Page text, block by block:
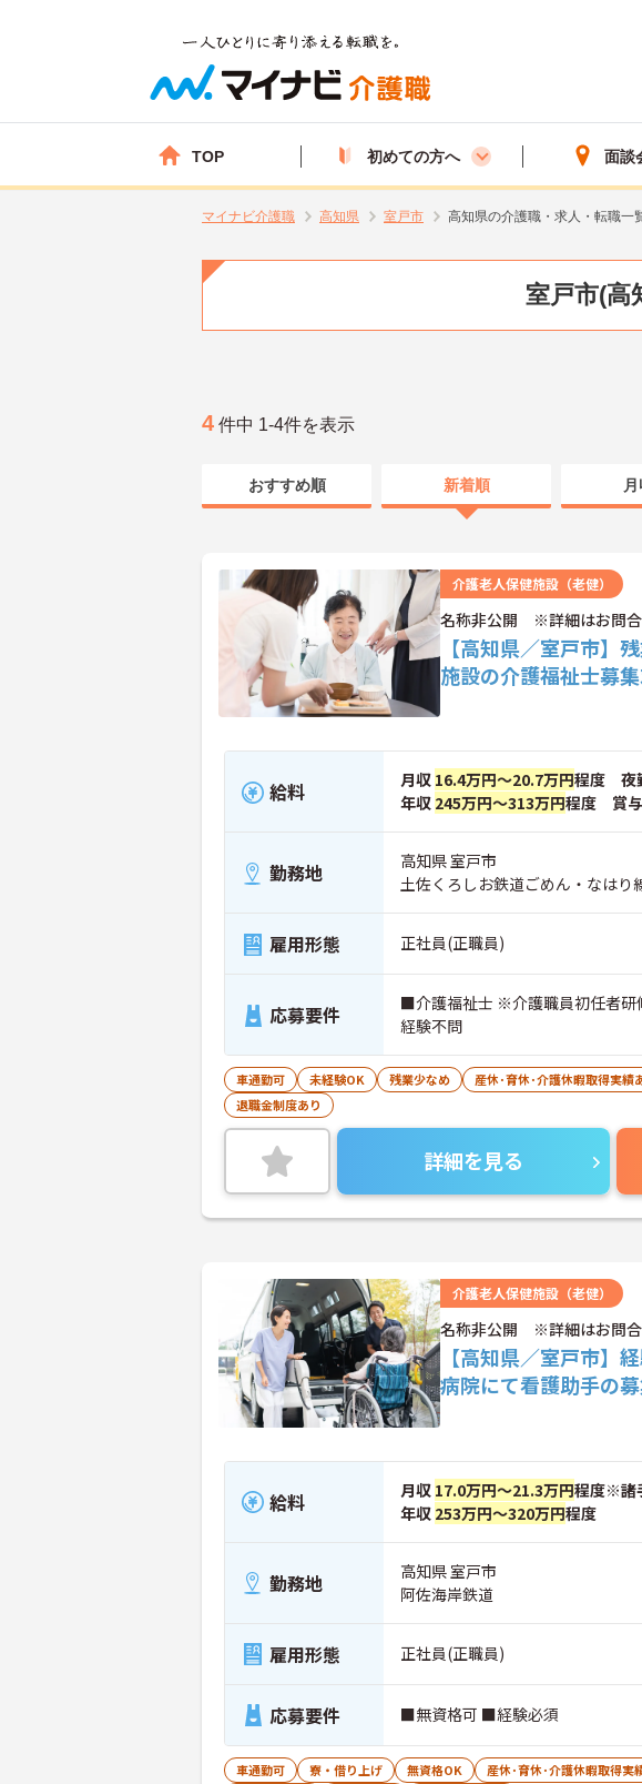
TOP 初めての方へ 面談
マイナビ介護職 高知県 室戸市 高知県の介護職・求人・転職一
室戸市(高
4 件中 1-4件を表示
おすすめ順 新着順
介護老人保健施設（老健）
名称非公開 ※詳細はお問合
【高知県／室戸市】
施設の介護福祉士募
給料 月収 16.4万円～20.7万円程度 夜
年収 245万円～313万円程度 賞与
勤務地
高知県 室戸市
土佐くろしお鉄道ごめん・なはり
雇用形態 正社員(正職員)
応募要件
■介護福祉士 ※介護職員初任者
経験不問
車通勤可 未経験OK 残業少なめ 産休･育休･介護休暇取得実績
退職金制度あり
詳細を見る
介護老人保健施設（老健）
名称非公開 ※詳細はお問合
【高知県／室戸市】
病院にて看護助手の
給料 月収 17.0万円～21.3万円程度※諸
年収 253万円～320万円程度
勤務地
高知県 室戸市
阿佐海岸鉄道
雇用形態 正社員(正職員)
応募要件 ■無資格可 ■経験必須
車通勤可 寮・借り上げ 無資格OK 産休･育休･介護休暇取得実